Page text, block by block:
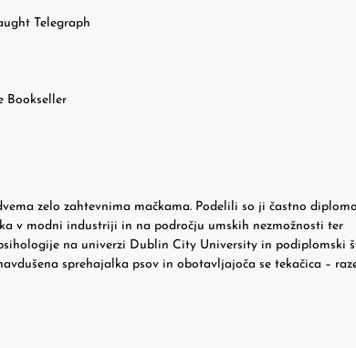
Telegraph
Bookseller
zelo zahtevnima mačkama. Podelili so ji častno
v modni industriji in na področju umskih nezmožnosti ter
na univerzi Dublin City University in podiplomski
sprehajalka psov in obotavljajoča se tekačica –